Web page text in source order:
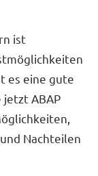
ist
es eine gute
ABAP
Nachteilen